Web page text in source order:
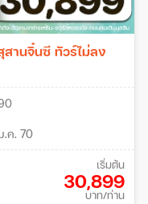
านจิ๋นซี ทัวร์ไม่ลง
.ค. 70
เริ่มต้น
30,899
บาท/ท่าน